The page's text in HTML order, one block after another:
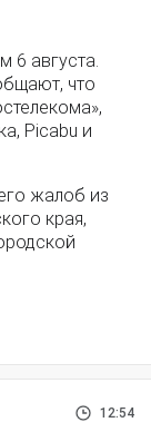
6 августа.
что
Picabu и
жалоб из
края,
12:54